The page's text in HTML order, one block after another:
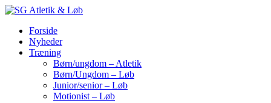
Forside
Nyheder
Træning
Børn/ungdom – Atletik
Børn/Ungdom – Løb
Junior/senior – Løb
Motionist – Løb